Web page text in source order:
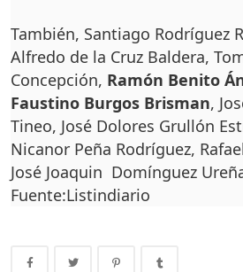
También, Santiago Rodríguez
Alfredo de la Cruz Baldera,
Concepción, Ramón Benito
Faustino Burgos Brisman,
Tineo, José Dolores Grullón
Nicanor Peña Rodríguez,
José Joaquin Domínguez
Fuente:Listindiario